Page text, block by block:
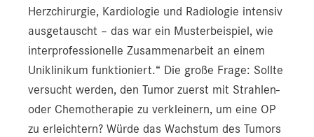
Herzchirurgie, Kardiologie und Radiologie intensiv
ausgetauscht – das war ein Musterbeispiel, wie
interprofessionelle Zusammenarbeit an einem
Uniklinikum funktioniert.“ Die große Frage: Sollte
versucht werden, den Tumor zuerst mit Strahlen-
oder Chemotherapie zu verkleinern, um eine OP
zu erleichtern? Würde das Wachstum des Tumors